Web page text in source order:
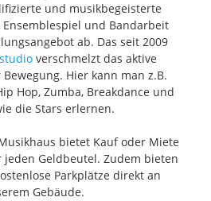
und musikbegeisterte
Ensemblespiel und Bandarbeit
ab. Das seit 2009
verschmelzt das aktive
Hier kann man z.B.
Hop, Zumba, Breakdance und
die Stars erlernen.
bietet Kauf oder Miete
Geldbeutel. Zudem bieten
Parkplätze direkt an
Gebäude.